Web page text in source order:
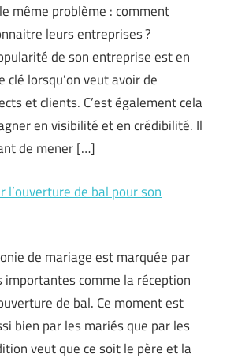
même problème : comment
leurs entreprises ?
de son entreprise est en
clé lorsqu’on veut avoir de
et clients. C’est également cela
en visibilité et en crédibilité. Il
de mener […]
l’ouverture de bal pour son
de mariage est marquée par
importantes comme la réception
de bal. Ce moment est
bien par les mariés que par les
veut que ce soit le père et la